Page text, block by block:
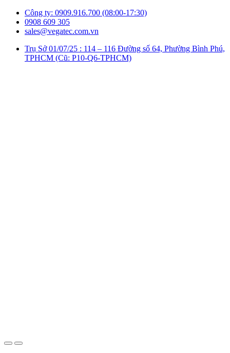
Công ty: 0909.916.700 (08:00-17:30)
0908 609 305
sales@vegatec.com.vn
Trụ Sở 01/07/25 : 114 – 116 Đường số 64, Phường Bình Phú,
TPHCM (Cũ: P10-Q6-TPHCM)